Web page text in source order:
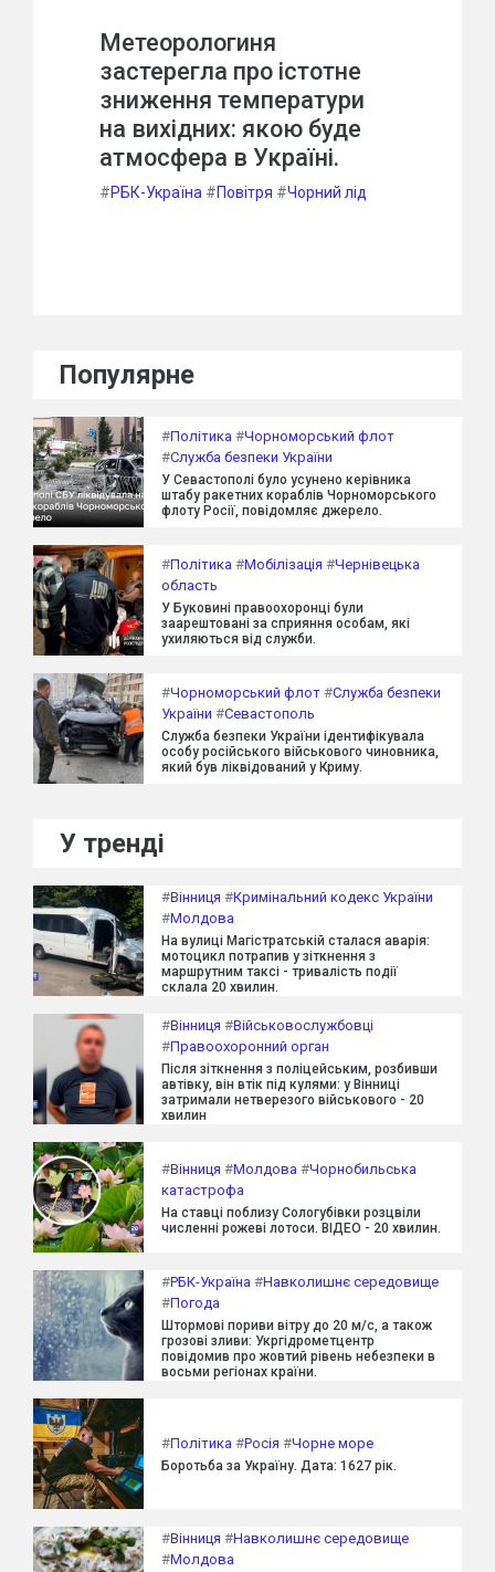
Метеорологиня
застерегла про істотне
зниження температури
на вихідних: якою буде
атмосфера в Україні.
#РБК-Україна #Повітря #Чорний лід
Популярне
#Політика #Чорноморський флот
#Служба безпеки України
У Севастополі було усунено керівника
штабу ракетних кораблів Чорноморського
флоту Росії, повідомляє джерело.
#Політика #Мобілізація #Чернівецька
область
У Буковині правоохоронці були
заарештовані за сприяння особам, які
ухиляються від служби.
#Чорноморський флот #Служба безпеки
України #Севастополь
Служба безпеки України ідентифікувала
особу російського військового чиновника,
який був ліквідований у Криму.
У тренді
#Вінниця #Кримінальний кодекс України
#Молдова
На вулиці Магістратській сталася аварія:
мотоцикл потрапив у зіткнення з
маршрутним таксі - тривалість події
склала 20 хвилин.
#Вінниця #Військовослужбовці
#Правоохоронний орган
Після зіткнення з поліцейським, розбивши
автівку, він втік під кулями: у Вінниці
затримали нетверезого військового - 20
хвилин
#Вінниця #Молдова #Чорнобильська
катастрофа
На ставці поблизу Сологубівки розцвіли
численні рожеві лотоси. ВІДЕО - 20 хвилин.
#РБК-Україна #Навколишнє середовище
#Погода
Штормові пориви вітру до 20 м/с, а також
грозові зливи: Укргідрометцентр
повідомив про жовтий рівень небезпеки в
восьми регіонах країни.
#Політика #Росія #Чорне море
Боротьба за Україну. Дата: 1627 рік.
#Вінниця #Навколишнє середовище
#Молдова